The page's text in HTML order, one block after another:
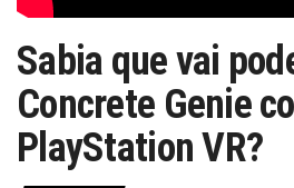
Sabia que vai
Concrete Genie
PlayStation VR?